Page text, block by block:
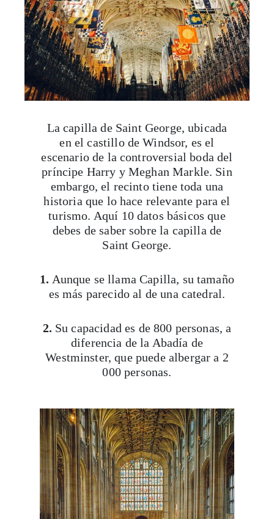
La capilla de Saint George, ubicada
en el castillo de Windsor, es el
escenario de la controversial boda del
príncipe Harry y Meghan Markle. Sin
embargo, el recinto tiene toda una
historia que lo hace relevante para el
turismo. Aquí 10 datos básicos que
debes de saber sobre la capilla de
Saint George.
1. Aunque se llama Capilla, su tamaño
es más parecido al de una catedral.
2. Su capacidad es de 800 personas, a
diferencia de la Abadía de
Westminster, que puede albergar a 2
000 personas.